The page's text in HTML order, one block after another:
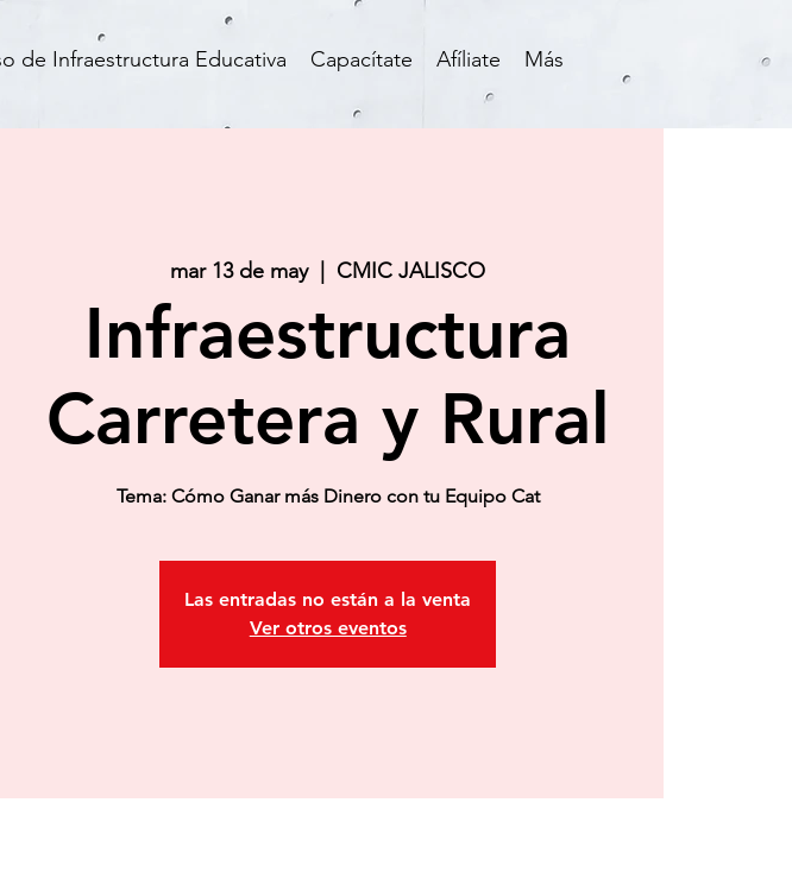
de Infraestructura Educativa Capacítate Afíliate Más
mar 13 de may
  |
CMIC JALISCO
Infraestructura
Carretera y Rural
Tema: Cómo Ganar más Dinero con tu Equipo Cat
Las entradas no están a la venta
Ver otros eventos